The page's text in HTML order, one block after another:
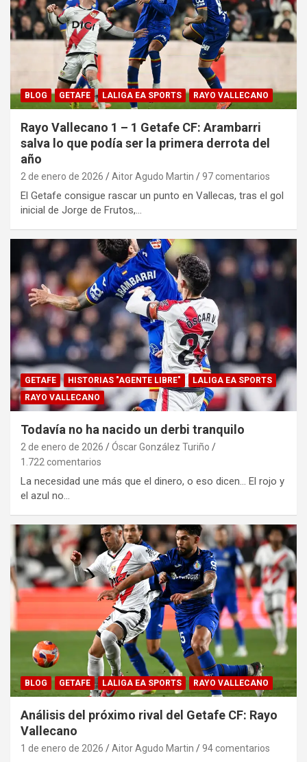
BLOG GETAFE LALIGA EA SPORTS RAYO VALLECANO
Rayo Vallecano 1 – 1 Getafe CF: Arambarri
salva lo que podía ser la primera derrota del
año
2 de enero de 2026 Aitor Agudo Martin 97 comentarios
El Getafe consigue rascar un punto en Vallecas, tras el gol
inicial de Jorge de Frutos,…
GETAFE HISTORIAS "AGENTE LIBRE"
LALIGA EA SPORTS
RAYO VALLECANO
Todavía no ha nacido un derbi tranquilo
2 de enero de 2026
Óscar González Turiño
1.722 comentarios
La necesidad une más que el dinero, o eso dicen… El rojo y
el azul no…
BLOG GETAFE LALIGA EA SPORTS RAYO VALLECANO
Análisis del próximo rival del Getafe CF: Rayo
Vallecano
1 de enero de 2026 Aitor Agudo Martin 94 comentarios